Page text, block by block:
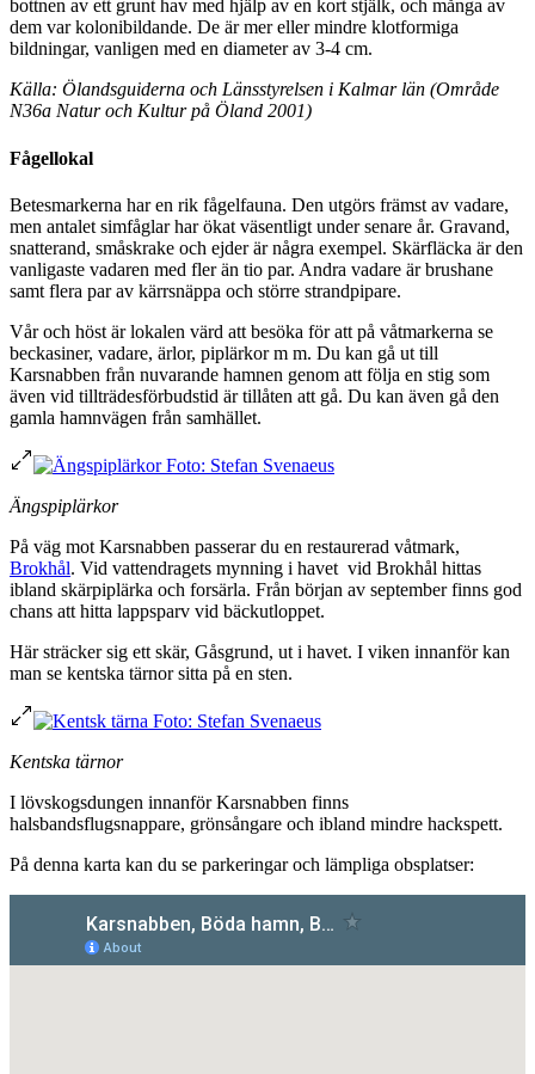
bottnen av ett grunt hav med hjälp av en kort stjälk, och många av
dem var kolonibildande. De är mer eller mindre klotformiga
bildningar, vanligen med en diameter av 3-4 cm.
Källa: Ölandsguiderna och Länsstyrelsen i Kalmar län (Område
N36a Natur och Kultur på Öland 2001)
Fågellokal
Betesmarkerna har en rik fågelfauna. Den utgörs främst av vadare,
men antalet simfåglar har ökat väsentligt under senare år. Gravand,
snatterand, småskrake och ejder är några exempel. Skärfläcka är den
vanligaste vadaren med fler än tio par. Andra vadare är brushane
samt flera par av kärrsnäppa och större strandpipare.
Vår och höst är lokalen värd att besöka för att på våtmarkerna se
beckasiner, vadare, ärlor, piplärkor m m. Du kan gå ut till
Karsnabben från nuvarande hamnen genom att följa en stig som
även vid tillträdesförbudstid är tillåten att gå. Du kan även gå den
gamla hamnvägen från samhället.
Ängspiplärkor
På väg mot Karsnabben passerar du en restaurerad våtmark,
Brokhål. Vid vattendragets mynning i havet vid Brokhål hittas
ibland skärpiplärka och forsärla. Från början av september finns god
chans att hitta lappsparv vid bäckutloppet.
Här sträcker sig ett skär, Gåsgrund, ut i havet. I viken innanför kan
man se kentska tärnor sitta på en sten.
Kentska tärnor
I lövskogsdungen innanför Karsnabben finns
halsbandsflugsnappare, grönsångare och ibland mindre hackspett.
På denna karta kan du se parkeringar och lämpliga obsplatser: